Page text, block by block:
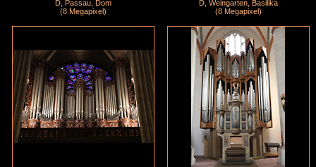
D, Passau, Dom
(8 Megapixel)
D, Weingarten, Basilika
(8 Megapixel)